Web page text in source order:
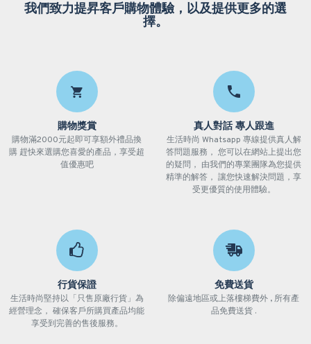
我們致力提昇客戶購物體驗，以及提供更多的選
擇。
購物獎賞
購物滿2000元起即可享額外禮品換
購 趕快來選購您喜愛的產品，享受超
值優惠吧
真人對話 專人跟進
生活時尚 Whatsapp 專線提供真人解
答問題服務， 您可以在網站上提出您
的疑問， 由我們的專業團隊為您提供
精準的解答， 讓您快速解決問題，享
受更優質的使用體驗。
行貨保證
生活時尚堅持以「只售原廠行貨」為
經營理念， 確保客戶所購買產品均能
享受到完善的售後服務。
免費送貨
除偏遠地區或上落樓梯費外 , 所有產
品免費送貨 .